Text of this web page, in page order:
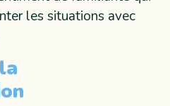
les situations avec